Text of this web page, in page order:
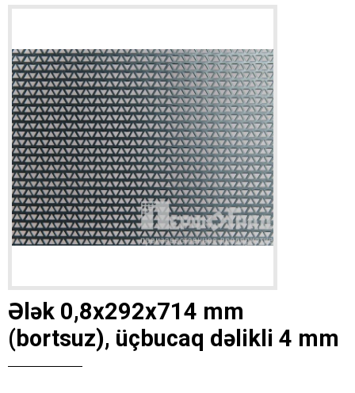
Ələk 0,8x292x714 mm
(bortsuz), üçbucaq dəlikli 4 mm